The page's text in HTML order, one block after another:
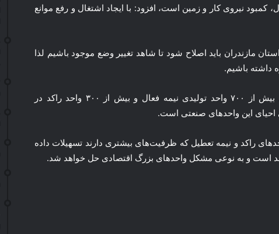
کمبود نیروی کار و زمین است، افزود: با ایجاد اشتغال و رفع موانع
مازندران باید اصلاح شود تا شاهد تغییر وضع موجود باشیم لذا
داشته باشیم.
این مسئول تصریح کرد: بنابر گزارش دستگاه‌های مسئول بیش از ۷۰۰ واحد تولیدی نیمه فعال و بیش از ۳۰۰ واحد راکد در
پیشنهاد می‌کنیم به ۲۰ درصد از واحدهای راکد و نیمه تعطیل که ظرفیت‌های بیشتری دارند تسهیلات داده